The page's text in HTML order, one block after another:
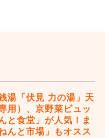
湯「伏見 力の湯」天
用）、京野菜ビュッ
と食堂」が人気！ま
んと市場」もオスス